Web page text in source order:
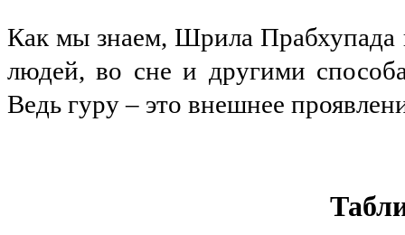
Как мы знаем, Шрила Прабхупада
людей, во сне и другими
Ведь гуру – это внешнее